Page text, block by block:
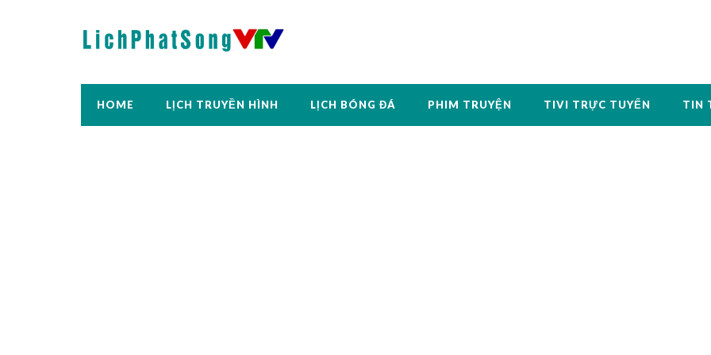
HOME LỊCH TRUYỀN HÌNH LỊCH BÓNG ĐÁ PHIM TRUYỆN TIVI TRỰC TUYẾN TIN